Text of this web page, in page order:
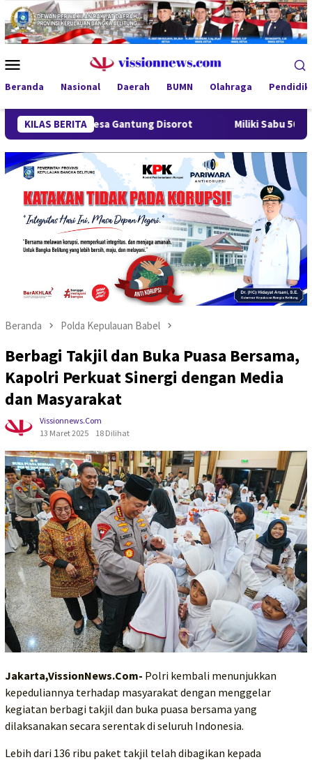
Loncat
ke
konten
Mobile
Beranda Nasional Daerah BUMN Olahraga
KILAS BERITA
Desa Gantung Disorot Miliki Sabu 50 Gram, IRT di
Beranda Polda Kepulauan Babel
Berbagi Takjil dan Buka Puasa Bersama,
Kapolri Perkuat Sinergi dengan Media
dan Masyarakat
Vissionnews.com
13 Maret 2025
18 Dilihat
Jakarta,VissionNews.Com- Polri kembali menunjukkan
kepeduliannya terhadap masyarakat dengan menggelar
kegiatan berbagi takjil dan buka puasa bersama yang
dilaksanakan secara serentak di seluruh Indonesia.
Lebih dari 136 ribu paket takjil telah dibagikan kepada